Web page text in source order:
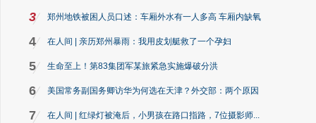
3 郑州地铁被困人员口述：车厢外水有一人多高 车厢内缺氧
4 在人间 | 亲历郑州暴雨：我用皮划艇救了一个孕妇
5 生命至上！第83集团军某旅紧急实施爆破分洪
6 美国常务副国务卿访华为何选在天津？外交部：两个原因
7 在人间 | 红绿灯被淹后，小男孩在路口指路，7位摄影师...